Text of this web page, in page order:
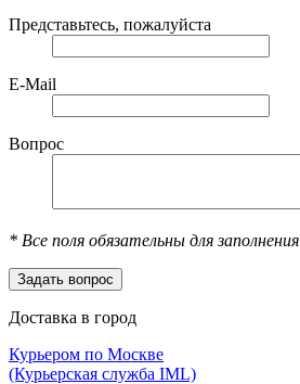
Представьтесь, пожалуйста
E-Mail
Вопрос
* Все поля обязательны для заполнения
Доставка в город
Курьером по Москве
(Курьерская служба IML)